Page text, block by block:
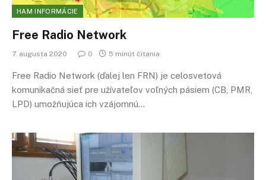
HAM INFORMÁCIE
Free Radio Network
7. augusta 2020 0 5 minút čítania
Free Radio Network (ďalej len FRN) je celosvetová
komunikačná sieť pre užívateľov voľných pásiem (CB, PMR,
LPD) umožňujúca ich vzájomnú…